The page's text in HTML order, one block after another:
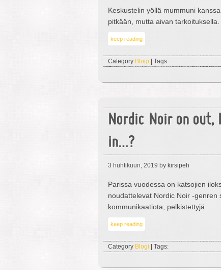
Keskustelin yöllä mummuni
pitkään, mutta aivan
keep reading
Category Blogi | Tags:
Nordic Noir on out,
in…?
3 huhtikuun, 2019 by kirsipeh
Parissa vuodessa on katsojien
noudattelevat Nordic Noir -genren
kommunikaatiota, pelkistettyjä …
keep reading
Category Blogi | Tags: